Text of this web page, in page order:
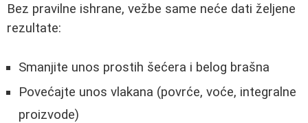
Bez pravilne ishrane, vežbe same neće dati željene
rezultate:
Smanjite unos prostih šećera i belog brašna
Povećajte unos vlakana (povrće, voće, integralne
proizvode)